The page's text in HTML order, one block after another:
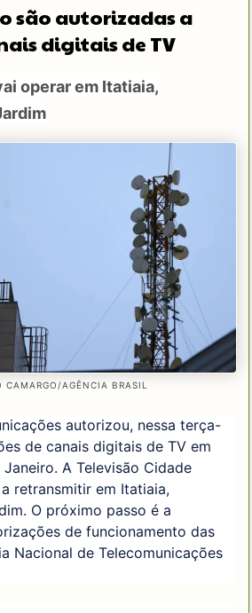
são autorizadas a
digitais de TV
operar em Itatiaia,
AGÊNCIA BRASIL
autorizou, nessa terça-
de canais digitais de TV em
A Televisão Cidade
retransmitir em Itatiaia,
O próximo passo é a
de funcionamento das
Nacional de Telecomunicações